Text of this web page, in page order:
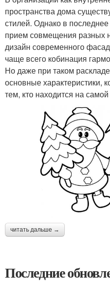
пространства дома
стилей. Однако в
прием совмещения разных
дизайн современного
чаще всего кобинация
Но даже при таком
основные характеристики,
тем, кто находится на
читать дальше →
Последние